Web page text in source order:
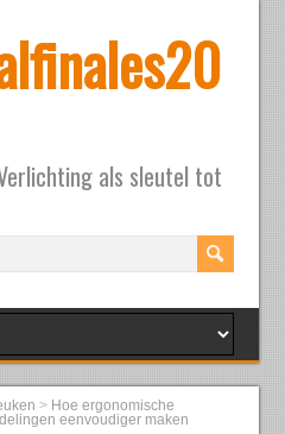
als sleutel tot
> Hoe ergonomische
eenvoudiger maken